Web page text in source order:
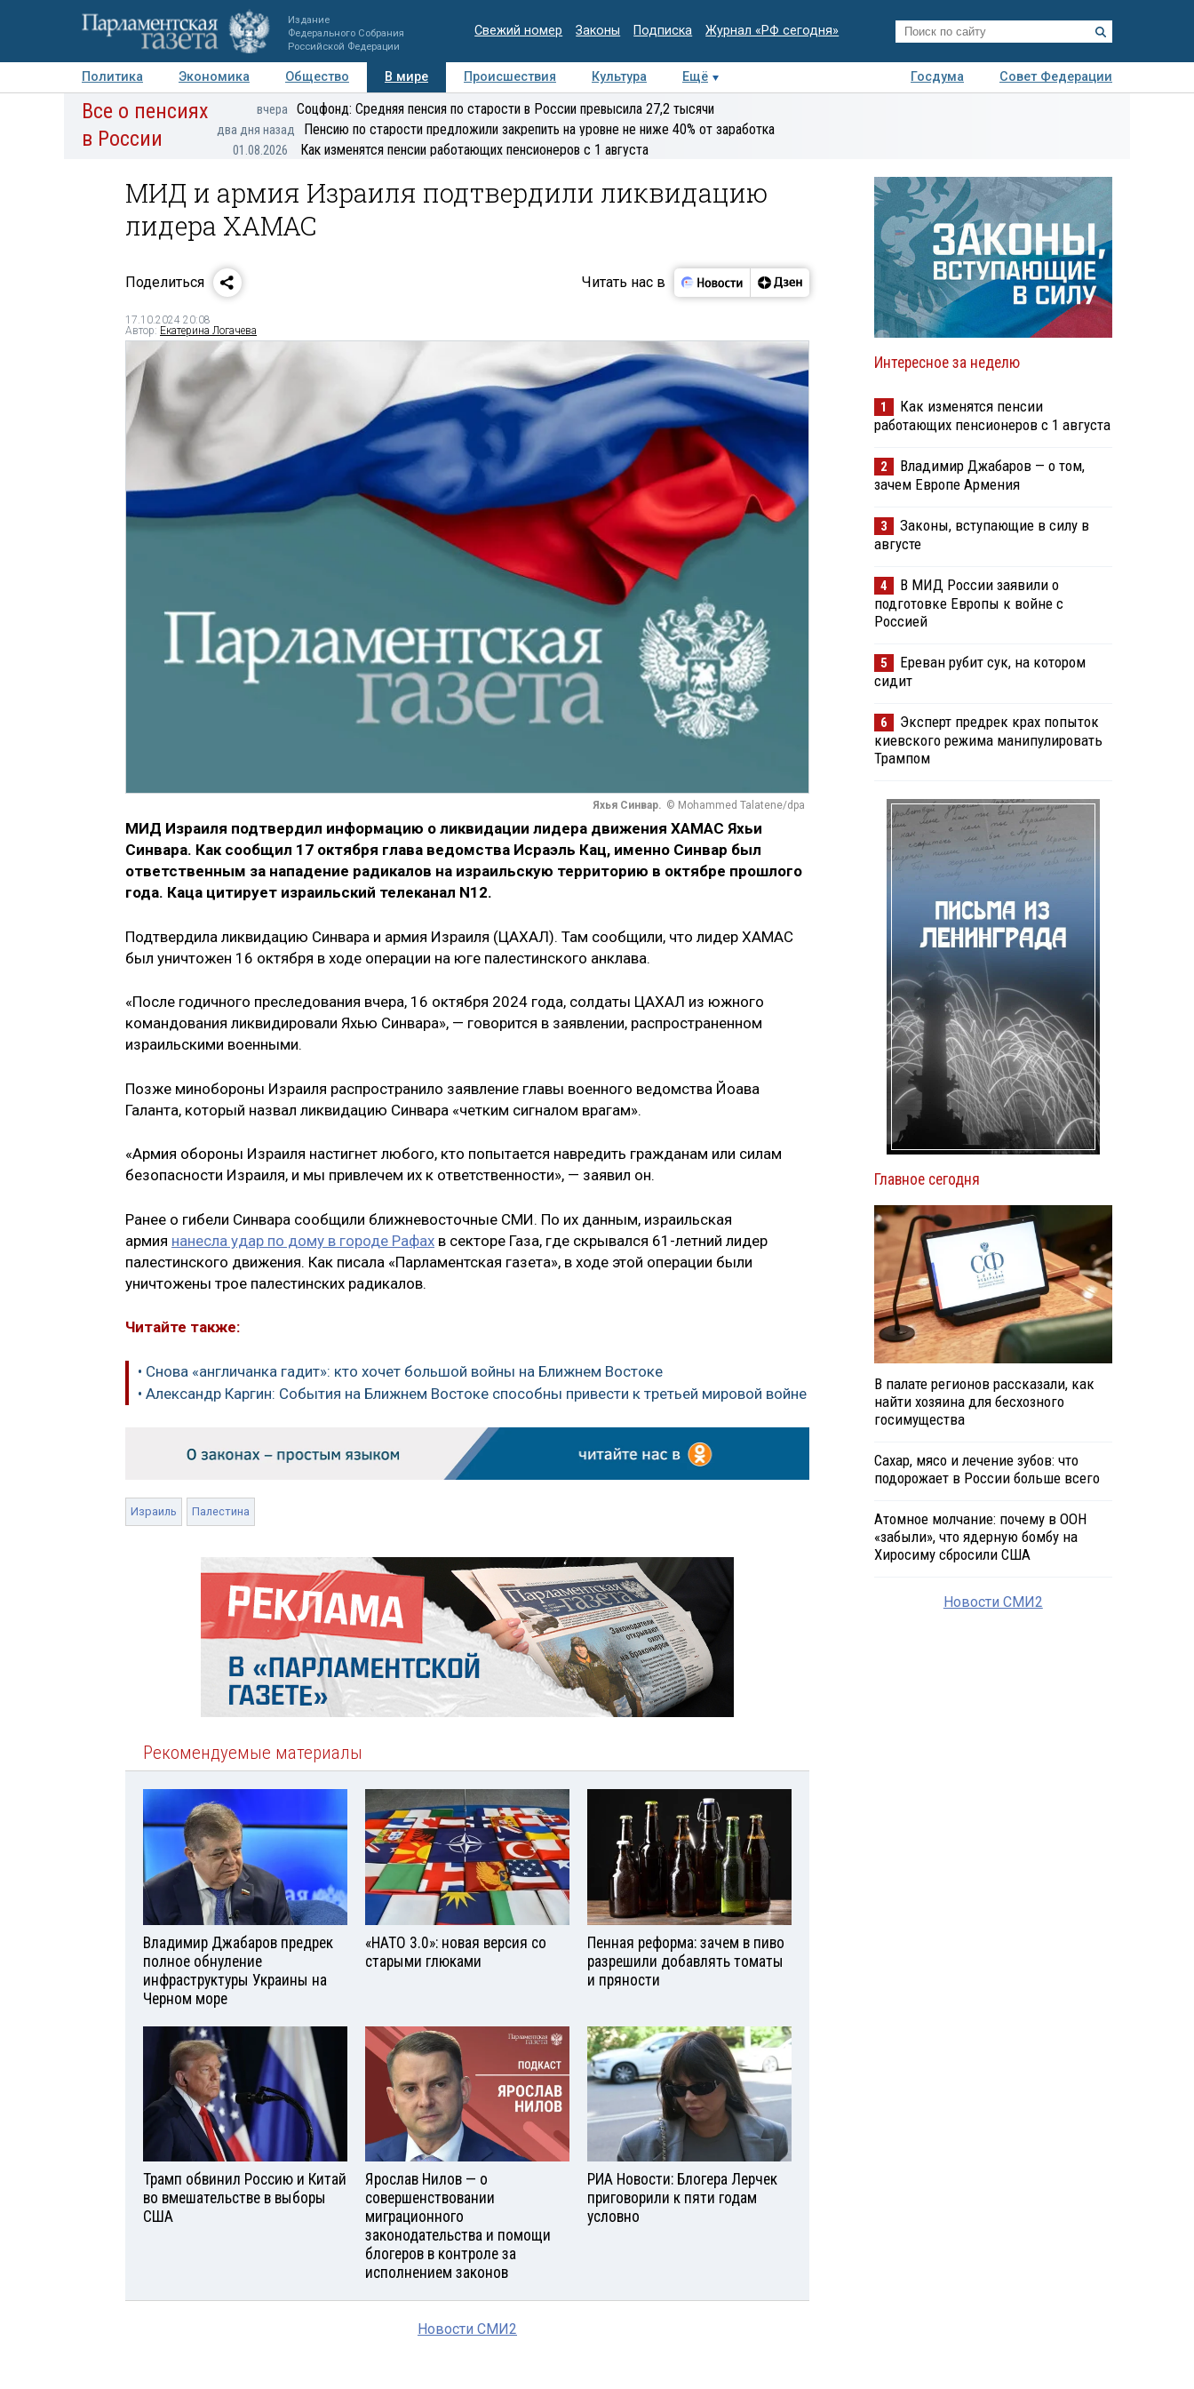
Издание
Федерального Собрания
Российской Федерации
Свежий номер Законы Подписка Журнал «РФ сегодня»
Политика Экономика Общество В мире Происшествия Культура Ещё Госдума
Совет Федерации
Авторы Персоны Мнения Регионы Медиацентр Интервью Колумнисты
экспертиза
Все о пенсиях
в России
вчера Соцфонд: Средняя пенсия по старости в России превысила 27,2 тысячи
два дня назад Пенсию по старости предложили закрепить на уровне не ниже 40% от заработка
01.08.2026 Как изменятся пенсии работающих пенсионеров с 1 августа
МИД и армия Израиля подтвердили ликвидацию
лидера ХАМАС
Поделиться Читать нас в
17.10.2024 20:08
Автор: Екатерина Логачева
Яхья Синвар. © Mohammed Talatene/dpa
МИД Израиля подтвердил информацию о ликвидации лидера движения ХАМАС Яхьи
Синвара. Как сообщил 17 октября глава ведомства Исраэль Кац, именно Синвар был
ответственным за нападение радикалов на израильскую территорию в октябре прошлого
года. Каца цитирует израильский телеканал N12.
Подтвердила ликвидацию Синвара и армия Израиля (ЦАХАЛ). Там сообщили, что лидер ХАМАС
был уничтожен 16 октября в ходе операции на юге палестинского анклава.
«После годичного преследования вчера, 16 октября 2024 года, солдаты ЦАХАЛ из южного
командования ликвидировали Яхью Синвара», — говорится в заявлении, распространенном
израильскими военными.
Позже минобороны Израиля распространило заявление главы военного ведомства Йоава
Галанта, который назвал ликвидацию Синвара «четким сигналом врагам».
«Армия обороны Израиля настигнет любого, кто попытается навредить гражданам или силам
безопасности Израиля, и мы привлечем их к ответственности», — заявил он.
Ранее о гибели Синвара сообщили ближневосточные СМИ. По их данным, израильская
армия нанесла удар по дому в городе Рафах в секторе Газа, где скрывался 61-летний лидер
палестинского движения. Как писала «Парламентская газета», в ходе этой операции были
уничтожены трое палестинских радикалов.
Читайте также:
• Снова «англичанка гадит»: кто хочет большой войны на Ближнем Востоке
• Александр Каргин: События на Ближнем Востоке способны привести к третьей мировой войне
Израиль Палестина
Рекомендуемые материалы
Владимир Джабаров предрек
полное обнуление
инфраструктуры Украины на
Черном море
«НАТО 3.0»: новая версия со
старыми глюками
Пенная реформа: зачем в пиво
разрешили добавлять томаты
и пряности
Трамп обвинил Россию и Китай
во вмешательстве в выборы
США
Ярослав Нилов — о
совершенствовании
миграционного
законодательства и помощи
блогеров в контроле за
исполнением законов
РИА Новости: Блогера Лерчек
приговорили к пяти годам
условно
Новости СМИ2
Интересное за неделю
1
Как изменятся пенсии
работающих пенсионеров с 1 августа
2
Владимир Джабаров — о том,
зачем Европе Армения
3
Законы, вступающие в силу в
августе
4
В МИД России заявили о
подготовке Европы к войне с
Россией
5
Ереван рубит сук, на котором
сидит
6
Эксперт предрек крах попыток
киевского режима манипулировать
Трампом
Главное сегодня
В палате регионов рассказали, как
найти хозяина для бесхозного
госимущества
Сахар, мясо и лечение зубов: что
подорожает в России больше всего
Атомное молчание: почему в ООН
«забыли», что ядерную бомбу на
Хиросиму сбросили США
Новости СМИ2